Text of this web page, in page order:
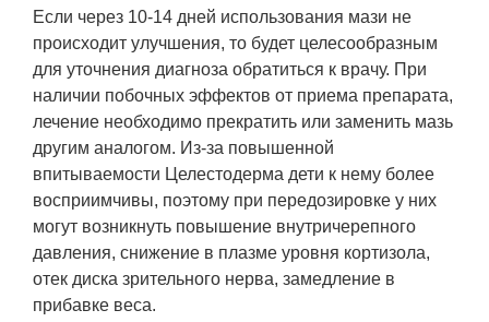
Если через 10-14 дней использования мази не
происходит улучшения, то будет целесообразным
для уточнения диагноза обратиться к врачу. При
наличии побочных эффектов от приема препарата,
лечение необходимо прекратить или заменить мазь
другим аналогом. Из-за повышенной
впитываемости Целестодерма дети к нему более
восприимчивы, поэтому при передозировке у них
могут возникнуть повышение внутричерепного
давления, снижение в плазме уровня кортизола,
отек диска зрительного нерва, замедление в
прибавке веса.